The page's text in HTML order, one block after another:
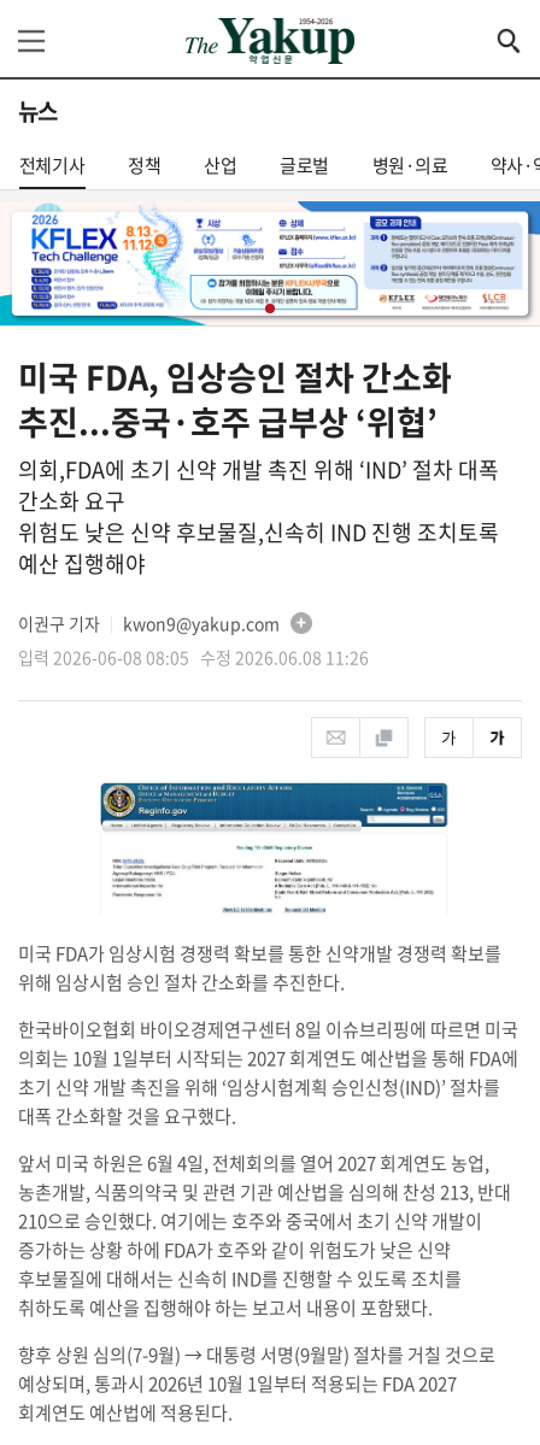
뉴스
전체기사 정책 산업 글로벌 병원·의료 약사·
미국 FDA, 임상승인 절차 간소화
추진...중국·호주 급부상 ‘위협’
의회,FDA에 초기 신약 개발 촉진 위해 ‘IND’ 절차 대폭
간소화 요구
위험도 낮은 신약 후보물질,신속히 IND 진행 조치토록
예산 집행해야
이권구 기자
kwon9@yakup.com
입력 2026-06-08 08:05 수정 2026.06.08 11:26
미국 FDA가 임상시험 경쟁력 확보를 통한 신약개발 경쟁력 확보를
위해 임상시험 승인 절차 간소화를 추진한다.
한국바이오협회 바이오경제연구센터 8일 이슈브리핑에 따르면 미국
의회는 10월 1일부터 시작되는 2027 회계연도 예산법을 통해 FDA에
초기 신약 개발 촉진을 위해 ‘임상시험계획 승인신청(IND)’ 절차를
대폭 간소화할 것을 요구했다.
앞서 미국 하원은 6월 4일, 전체회의를 열어 2027 회계연도 농업,
농촌개발, 식품의약국 및 관련 기관 예산법을 심의해 찬성 213, 반대
210으로 승인했다. 여기에는 호주와 중국에서 초기 신약 개발이
증가하는 상황 하에 FDA가 호주와 같이 위험도가 낮은 신약
후보물질에 대해서는 신속히 IND를 진행할 수 있도록 조치를
취하도록 예산을 집행해야 하는 보고서 내용이 포함됐다.
향후 상원 심의(7-9월) → 대통령 서명(9월말) 절차를 거칠 것으로
예상되며, 통과시 2026년 10월 1일부터 적용되는 FDA 2027
회계연도 예산법에 적용된다.